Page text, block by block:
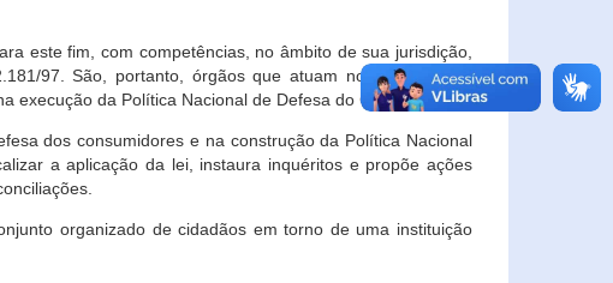
este fim, com competências, no âmbito de sua jurisdição,
97. São, portanto, órgãos que atuam no âmbito local,
execução da Política Nacional de Defesa do Consumidor.
dos consumidores e na construção da Política Nacional
a aplicação da lei, instaura inquéritos e propõe ações
organizado de cidadãos em torno de uma instituição